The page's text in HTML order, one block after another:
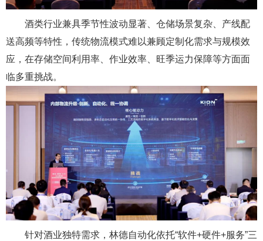
酒类行业兼具季节性波动显著、仓储场景复杂、产线配
送高频等特性，传统物流模式难以兼顾定制化需求与规模效
应，在存储空间利用率、作业效率、旺季运力保障等方面面
临多重挑战。
针对酒业独特需求，林德自动化依托“软件+硬件+服务”三